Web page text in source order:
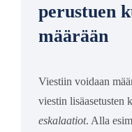
perustuen
määrään
Viestiin voidaan
viestin lisäasetusten
eskalaatiot. Alla